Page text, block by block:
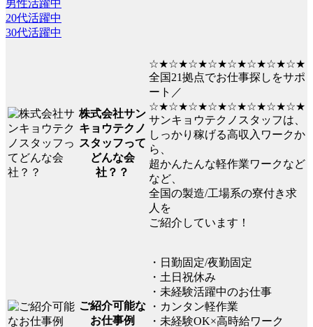
男性活躍中
20代活躍中
30代活躍中
株式会社サン
キョウテクノ
スタッフって
どんな会
社？？
☆★☆★☆★☆★☆★☆★☆★☆★
全国21拠点でお仕事探しをサポ
ート／
☆★☆★☆★☆★☆★☆★☆★☆★
サンキョウテクノスタッフは、
しっかり稼げる高収入ワークか
ら、
超かんたんな軽作業ワークなど
など、
全国の製造/工場系の寮付き求
人を
ご紹介しています！
ご紹介可能な
お仕事例
・日勤固定/夜勤固定
・土日祝休み
・未経験活躍中のお仕事
・カンタン軽作業
・未経験OK×高時給ワーク